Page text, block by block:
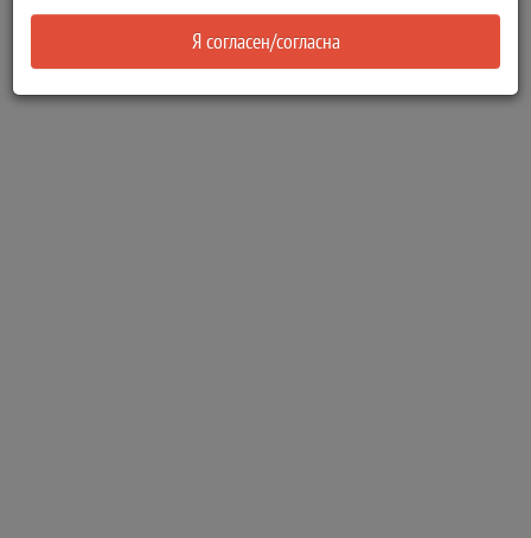
Я согласен/согласна